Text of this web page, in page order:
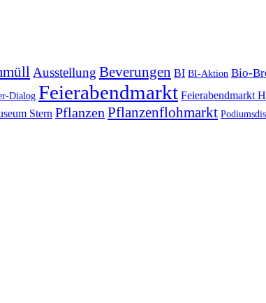
Ausstellung Beverungen BI BI-Aktion Bio-
Dialog Feierabendmarkt Feierabendmarkt
Stern Pflanzen Pflanzenflohmarkt